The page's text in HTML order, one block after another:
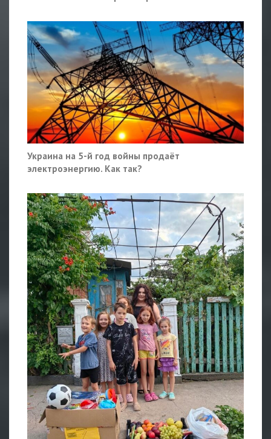
Украина на 5-й год войны продаёт
электроэнергию. Как так?